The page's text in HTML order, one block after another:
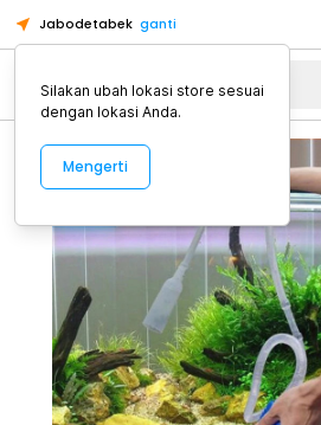
Jabodetabek ganti
Alat Kopi
Silakan ubah lokasi store sesuai
dengan lokasi Anda.
Mengerti